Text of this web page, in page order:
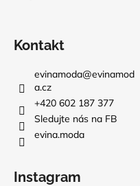
Kontakt
evinamoda@evinamod
a.cz
+420 602 187 377
Sledujte nás na FB
evina.moda
Instagram